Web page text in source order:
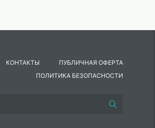
КОНТАКТЫ
ПУБЛИЧНАЯ ОФЕРТА
ПОЛИТИКА БЕЗОПАСНОСТИ